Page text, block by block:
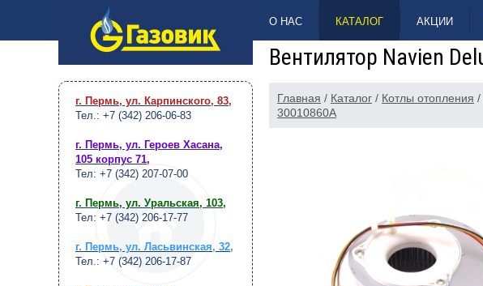
НАВЕРХ
О НАС КАТАЛОГ АКЦИИ
Вентилятор Navien
Главная / Каталог / Котлы отопления /
30010860A
г. Пермь, ул. Карпинского, 83,
Тел.: +7 (342) 206-06-83
г. Пермь, ул. Героев Хасана,
105 корпус 71,
Тел: +7 (342) 207-07-00
г. Пермь, ул. Уральская, 103,
Тел: +7 (342) 206-17-77
г. Пермь, ул. Ласьвинская, 32,
Тел.: +7 (342) 206-17-87